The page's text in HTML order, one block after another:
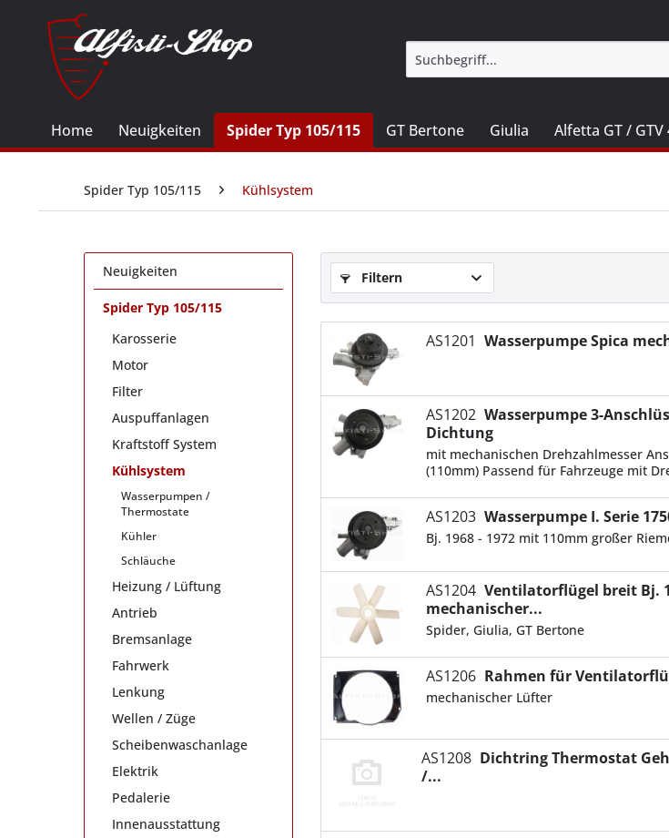
Home Neuigkeiten Spider Typ 105/115 GT Bertone Giulia Alfetta GT / GTV
Spider Typ 105/115 Kühlsystem
Neuigkeiten
Spider Typ 105/115
Karosserie
Motor
Filter
Auspuffanlagen
Kraftstoff System
Kühlsystem
Wasserpumpen /
Thermostate
Kühler
Schläuche
Heizung / Lüftung
Antrieb
Bremsanlage
Fahrwerk
Lenkung
Wellen / Züge
Scheibenwaschanlage
Elektrik
Pedalerie
Innenausstattung
Filtern
AS1201 Wasserpumpe Spica
AS1202 Wasserpumpe 3-
Dichtung
mit mechanischen Drehzahlmesser
(110mm) Passend für Fahrzeuge mit
AS1203 Wasserpumpe I. Serie
Bj. 1968 - 1972 mit 110mm großer
AS1204 Ventilatorflügel breit Bj.
mechanischer...
Spider, Giulia, GT Bertone
AS1206 Rahmen für
mechanischer Lüfter
AS1208 Dichtring Thermostat
/...